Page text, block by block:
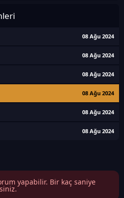
08 Ağu 2024
08 Ağu 2024
08 Ağu 2024
08 Ağu 2024
08 Ağu 2024
08 Ağu 2024
yapabilir. Bir kaç saniye